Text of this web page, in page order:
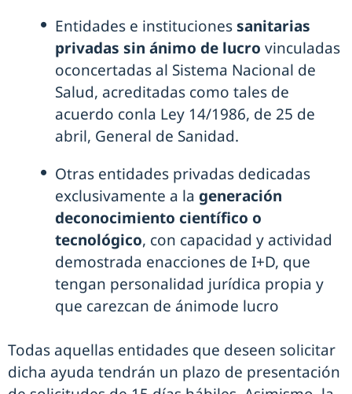
Entidades e institucionessanitarias
privadas sin ánimo de lucro vinculadas
oconcertadas al Sistema Nacional de
Salud, acreditadas como tales de
acuerdo conla Ley 14/1986, de 25 de
abril, General de Sanidad.
Otras entidades privadas dedicadas
exclusivamente a la generación
deconocimiento científico o
tecnológico, con capacidad y actividad
demostrada enacciones de I+D, que
tengan personalidad jurídica propia y
que carezcan de ánimode lucro
Todas aquellas entidades que deseen solicitar
dicha ayuda tendrán un plazo de presentación